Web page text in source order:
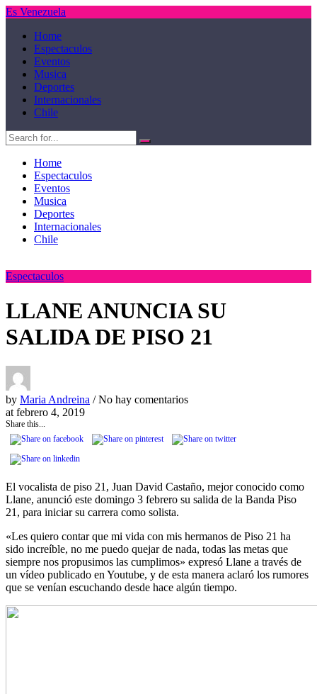
Es Venezuela
Home
Espectaculos
Eventos
Musica
Deportes
Internacionales
Chile
Home
Espectaculos
Eventos
Musica
Deportes
Internacionales
Chile
Espectaculos
LLANE ANUNCIA SU
SALIDA DE PISO 21
by Maria Andreina / No hay comentarios
at febrero 4, 2019
Share this...
El vocalista de piso 21, Juan David Castaño, mejor conocido como
Llane, anunció este domingo 3 febrero su salida de la Banda Piso
21, para iniciar su carrera como solista.
«Les quiero contar que mi vida con mis hermanos de Piso 21 ha
sido increíble, no me puedo quejar de nada, todas las metas que
siempre nos propusimos las cumplimos» expresó Llane a través de
un vídeo publicado en Youtube, y de esta manera aclaró los rumores
que se venían escuchando desde hace algún tiempo.